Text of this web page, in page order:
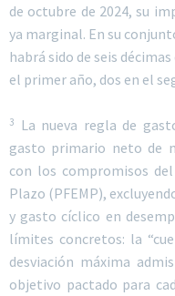
de octubre de 2024, su
ya marginal. En su
habrá sido de seis
el primer año, dos en el
3
La nueva regla de
gasto primario neto de
con los compromisos
Plazo (PFEMP),
y gasto cíclico en
límites concretos: la
desviación máxima
objetivo pactado para